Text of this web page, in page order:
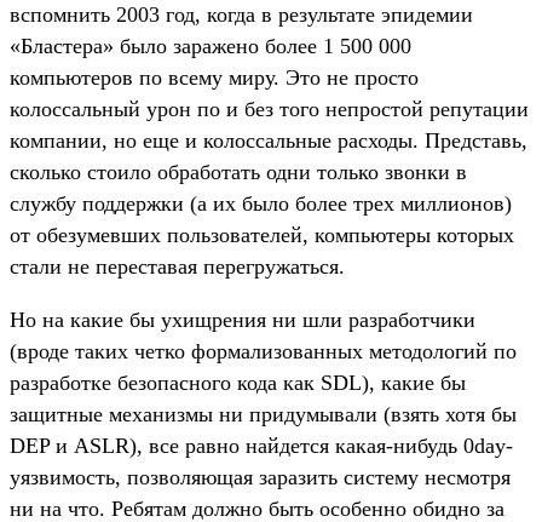
вспомнить 2003 год, когда в результате эпидемии
«Бластера» было заражено более 1 500 000
компьютеров по всему миру. Это не просто
колоссальный урон по и без того непростой репутации
компании, но еще и колоссальные расходы. Представь,
сколько стоило обработать одни только звонки в
службу поддержки (а их было более трех миллионов)
от обезумевших пользователей, компьютеры которых
стали не переставая перегружаться.
Но на какие бы ухищрения ни шли разработчики
(вроде таких четко формализованных методологий по
разработке безопасного кода как SDL), какие бы
защитные механизмы ни придумывали (взять хотя бы
DEP и ASLR), все равно найдется какая-нибудь 0day-
уязвимость, позволяющая заразить систему несмотря
ни на что. Ребятам должно быть особенно обидно за